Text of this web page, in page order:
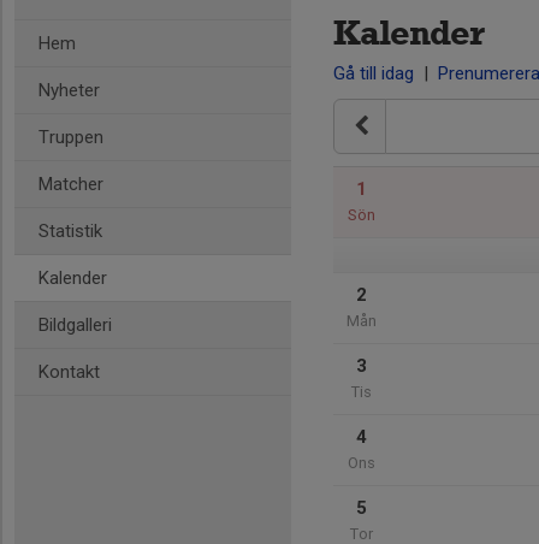
Hem
Nyheter
Truppen
Matcher
Statistik
Kalender
Bildgalleri
Kontakt
Kalender
Gå till idag | Prenumerera
1
Sön
2
Mån
3
Tis
4
Ons
5
Tor